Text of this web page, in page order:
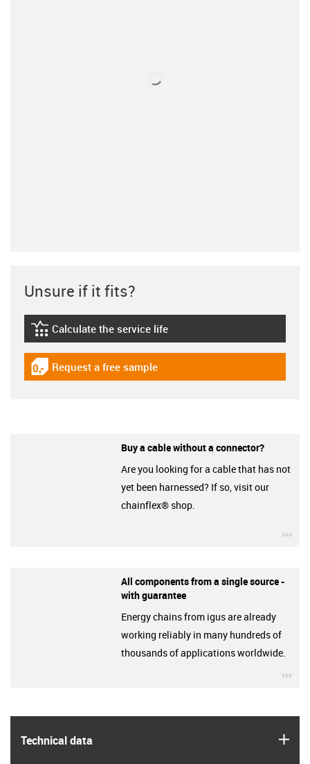
Technical data
Unsure if it fits?
igus-icon-lebensdauerrechner
Calculate the service life
igus-icon-gratismuster
Request a free sample
Buy a cable without a connector?
Are you looking for a cable that has not
yet been harnessed? If so, visit our
chainflex® shop.
All components from a single source -
with guarantee
Energy chains from igus are already
working reliably in many hundreds of
thousands of applications worldwide.